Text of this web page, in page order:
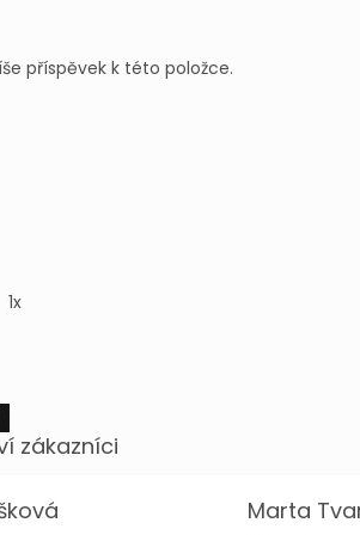
příspěvek k této položce.
1x
Marta